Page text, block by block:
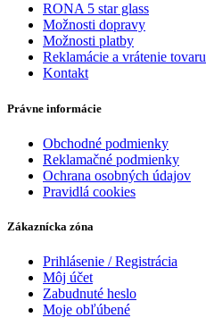
RONA 5 star glass
Možnosti dopravy
Možnosti platby
Reklamácie a vrátenie tovaru
Kontakt
Právne informácie
Obchodné podmienky
Reklamačné podmienky
Ochrana osobných údajov
Pravidlá cookies
Zákaznícka zóna
Prihlásenie / Registrácia
Môj účet
Zabudnuté heslo
Moje obľúbené